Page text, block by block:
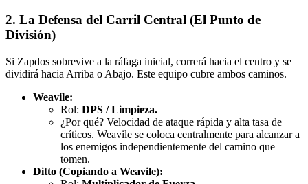
2. La Defensa del Carril Central (El Punto de
División)
Si Zapdos sobrevive a la ráfaga inicial, correrá hacia el centro y se
dividirá hacia Arriba o Abajo. Este equipo cubre ambos caminos.
Weavile:
Rol: DPS / Limpieza.
¿Por qué? Velocidad de ataque rápida y alta tasa de
críticos. Weavile se coloca centralmente para alcanzar a
los enemigos independientemente del camino que
tomen.
Ditto (Copiando a Weavile):